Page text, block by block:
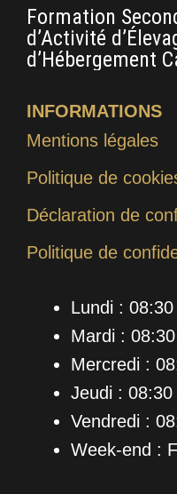
Formation
d’Activité
d’Hébergement
INFORMATIONS
Mentions légales
Politique de
Déclaration de
Politique de
Lundi :
Mardi :
Mercredi :
Jeudi :
Vendredi :
Week-end :